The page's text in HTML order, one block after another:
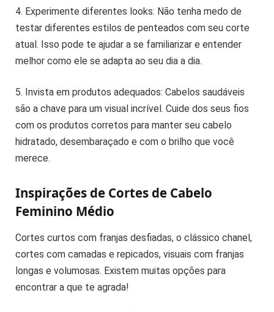
4. Experimente diferentes looks: Não tenha medo de
testar diferentes estilos de penteados com seu corte
atual. Isso pode te ajudar a se familiarizar e entender
melhor como ele se adapta ao seu dia a dia.
5. Invista em produtos adequados: Cabelos saudáveis
são a chave para um visual incrível. Cuide dos seus fios
com os produtos corretos para manter seu cabelo
hidratado, desembaraçado e com o brilho que você
merece.
Inspirações de Cortes de Cabelo
Feminino Médio
Cortes curtos com franjas desfiadas, o clássico chanel,
cortes com camadas e repicados, visuais com franjas
longas e volumosas. Existem muitas opções para
encontrar a que te agrada!